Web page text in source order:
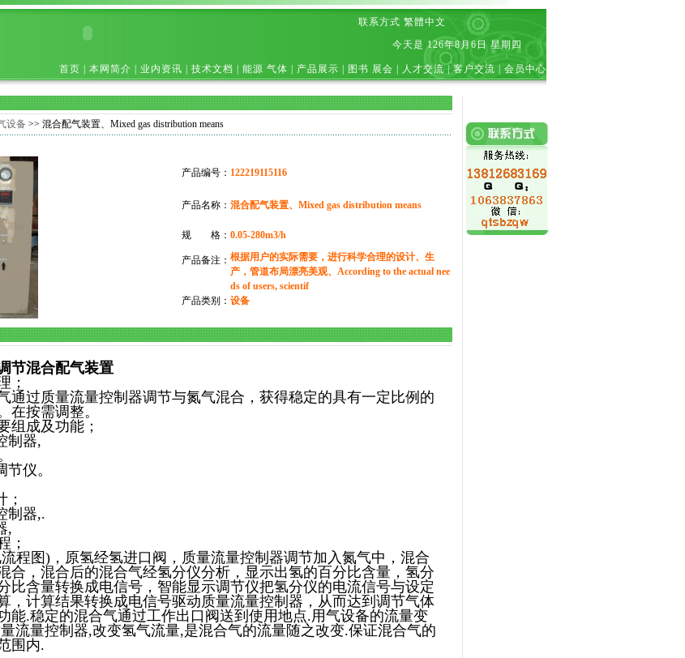
联系方式 繁體中文
今天是 126年8月6日 星期四
首页 本网简介 业内资讯 技术文档 能源 气体 产品展示 图书 展会 人才交流 客户交流 会员中心
设备 >> 混合配气装置、Mixed gas distribution means
产品编号： 122219115116
产品名称： 混合配气装置、Mixed gas distribution means
规 格： 0.05-280m3/h
产品备注： 根据用户的实际需要，进行科学合理的设计、生
产，管道布局漂亮美观、According to the actual nee
ds of users, scientif
产品类别： 设备
节混合配气装置
；
通过质量流量控制器调节与氮气混合，获得稳定的具有一定比例的
在按需调整。
组成及功能；
制器,
仪。
；
制器,.
,
；
程图)，原氢经氢进口阀，质量流量控制器调节加入氮气中，混合
合，混合后的混合气经氢分仪分析，显示出氢的百分比含量，氢分
比含量转换成电信号，智能显示调节仪把氢分仪的电流信号与设定
，计算结果转换成电信号驱动质量流量控制器，从而达到调节气体
能.稳定的混合气通过工作出口阀送到使用地点.用气设备的流量变
流量控制器,改变氢气流量,是混合气的流量随之改变.保证混合气的
围内.